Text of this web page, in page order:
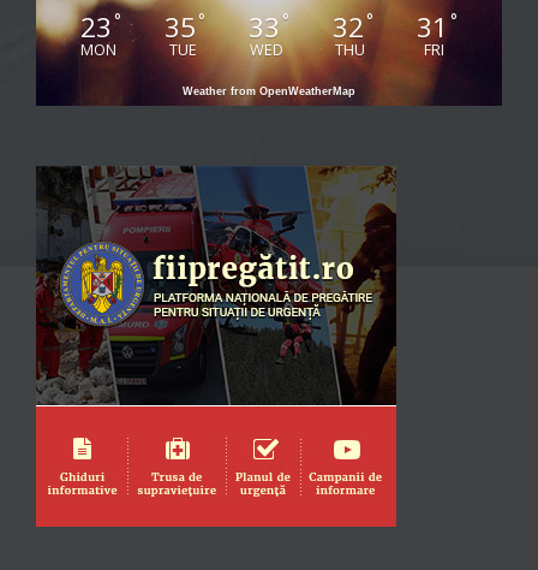
23 °
MON
35°
TUE
33°
WED
32°
THU
31 °
FRI
Weather from OpenWeatherMap